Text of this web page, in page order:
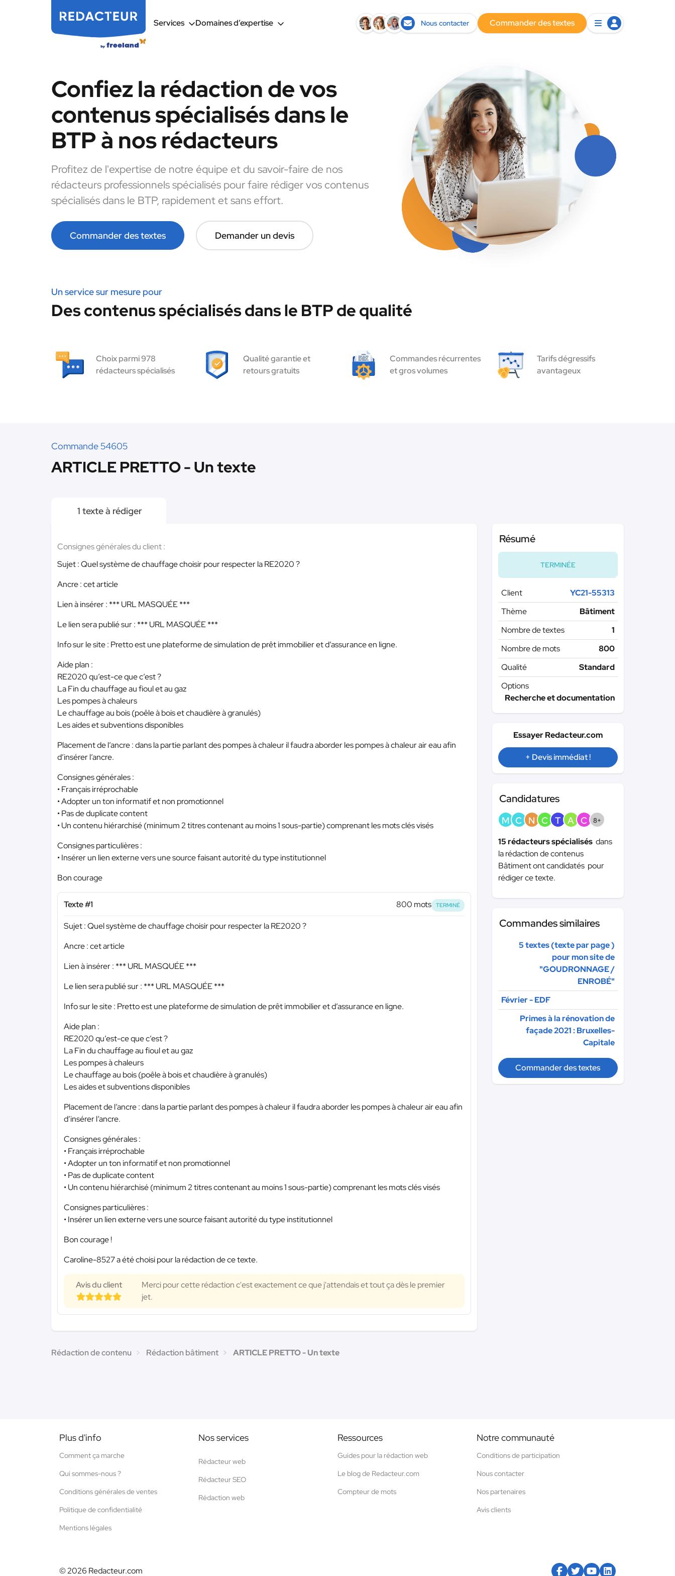
Services Domaines d’expertise Nous contacter Commander des textes
Confiez la rédaction de vos
contenus spécialisés dans le
BTP à nos rédacteurs
Profitez de l'expertise de notre équipe et du savoir-faire de nos
rédacteurs professionnels spécialisés pour faire rédiger vos contenus
spécialisés dans le BTP, rapidement et sans effort.
Commander des textes Demander un devis
Un service sur mesure pour
Des contenus spécialisés dans le BTP de qualité
Choix parmi 978
rédacteurs spécialisés
Qualité garantie et
retours gratuits
Commandes récurrentes
et gros volumes
Tarifs dégressifs
avantageux
Commande 54605
ARTICLE PRETTO - Un texte
1 texte à rédiger
Consignes générales du client :
Sujet : Quel système de chauffage choisir pour respecter la RE2020 ?
Ancre : cet article
Lien à insérer : *** URL MASQUÉE ***
Le lien sera publié sur : *** URL MASQUÉE ***
Info sur le site : Pretto est une plateforme de simulation de prêt immobilier et d’assurance en ligne.
Aide plan :
RE2020 qu’est-ce que c’est ?
La Fin du chauffage au fioul et au gaz
Les pompes à chaleurs
Le chauffage au bois (poêle à bois et chaudière à granulés)
Les aides et subventions disponibles
Placement de l’ancre : dans la partie parlant des pompes à chaleur il faudra aborder les pompes à chaleur air eau afin
d’insérer l’ancre.
Consignes générales :
• Français irréprochable
• Adopter un ton informatif et non promotionnel
• Pas de duplicate content
• Un contenu hiérarchisé (minimum 2 titres contenant au moins 1 sous-partie) comprenant les mots clés visés
Consignes particulières :
• Insérer un lien externe vers une source faisant autorité du type institutionnel
Bon courage
Texte #1 800 mots TERMINÉ
Sujet : Quel système de chauffage choisir pour respecter la RE2020 ?
Ancre : cet article
Lien à insérer : *** URL MASQUÉE ***
Le lien sera publié sur : *** URL MASQUÉE ***
Info sur le site : Pretto est une plateforme de simulation de prêt immobilier et d’assurance en ligne.
Aide plan :
RE2020 qu’est-ce que c’est ?
La Fin du chauffage au fioul et au gaz
Les pompes à chaleurs
Le chauffage au bois (poêle à bois et chaudière à granulés)
Les aides et subventions disponibles
Placement de l’ancre : dans la partie parlant des pompes à chaleur il faudra aborder les pompes à chaleur air eau afin
d’insérer l’ancre.
Consignes générales :
• Français irréprochable
• Adopter un ton informatif et non promotionnel
• Pas de duplicate content
• Un contenu hiérarchisé (minimum 2 titres contenant au moins 1 sous-partie) comprenant les mots clés visés
Consignes particulières :
• Insérer un lien externe vers une source faisant autorité du type institutionnel
Bon courage !
Caroline-8527 a été choisi pour la rédaction de ce texte.
Avis du client
Merci pour cette rédaction c'est exactement ce que j'attendais et tout ça dès le premier
jet.
Résumé
TERMINÉE
Client
YC21-55313
Thème
Bâtiment
Nombre de textes
1
Nombre de mots
800
Qualité
Standard
Options
Recherche et documentation
Essayer Redacteur.com
+ Devis immédiat !
Candidatures
M C N C T A C 8+
15 rédacteurs spécialisés dans
la rédaction de contenus
Bâtiment ont candidatés pour
rédiger ce texte.
Commandes similaires
5 textes (texte par page )
pour mon site de
"GOUDRONNAGE /
ENROBÉ"
Février - EDF
Primes à la rénovation de
façade 2021 : Bruxelles-
Capitale
Commander des textes
Rédaction de contenu Rédaction bâtiment ARTICLE PRETTO - Un texte
Plus d'info
Comment ça marche
Qui sommes-nous ?
Conditions générales de ventes
Politique de confidentialité
Mentions légales
Nos services
Rédacteur web
Rédacteur SEO
Rédaction web
Ressources
Guides pour la rédaction web
Le blog de Redacteur.com
Compteur de mots
Notre communauté
Conditions de participation
Nous contacter
Nos partenaires
Avis clients
© 2026 Redacteur.com